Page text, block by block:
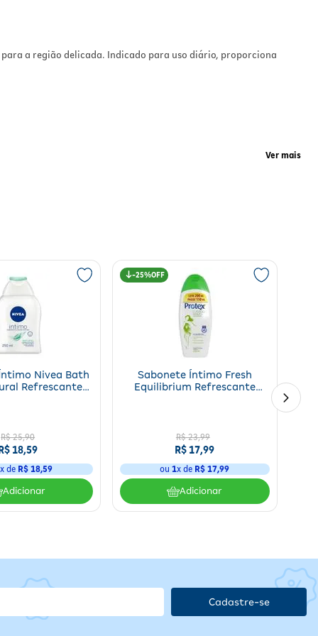
e
para a região delicada. Indicado para uso diário, proporciona
Sua fórmula delicada mantém o equilíbrio natural,
Evite contato com os olhos. Conserve em local fresco e seco.
Ver mais
Nivea Bath
Refrescante
R$ 25,90
18,59
x de R$ 18,59
Adicionar
25%
Sabonete Íntimo Fresh
Equilibrium Refrescante
R$ 23,99
R$17,99
ou1x de R$ 17,99
Adicionar
Cadastre-se